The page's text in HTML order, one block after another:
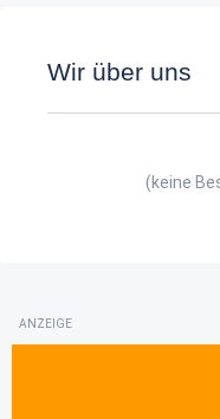
Wir über uns
(keine
ANZEIGE